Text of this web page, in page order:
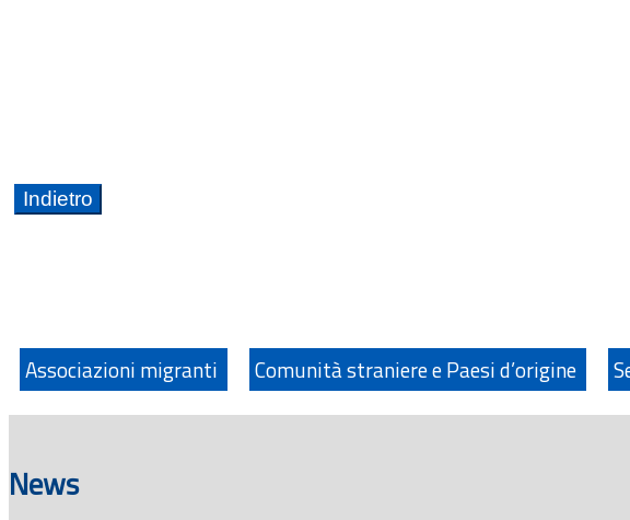
Associazioni migranti Comunità straniere e Paesi d’origine
News